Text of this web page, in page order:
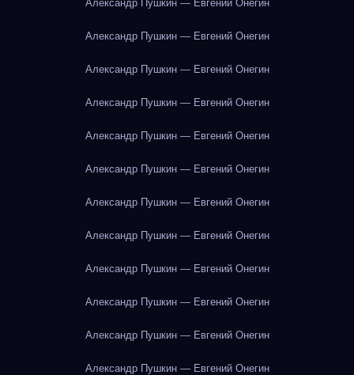
Александр Пушкин — Евгений Онегин
Александр Пушкин — Евгений Онегин
Александр Пушкин — Евгений Онегин
Александр Пушкин — Евгений Онегин
Александр Пушкин — Евгений Онегин
Александр Пушкин — Евгений Онегин
Александр Пушкин — Евгений Онегин
Александр Пушкин — Евгений Онегин
Александр Пушкин — Евгений Онегин
Александр Пушкин — Евгений Онегин
Александр Пушкин — Евгений Онегин
Александр Пушкин — Евгений Онегин